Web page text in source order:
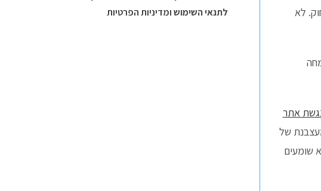
לא
אתר
של
שומעים
לתנאי השימושומדיניות הפרטיות